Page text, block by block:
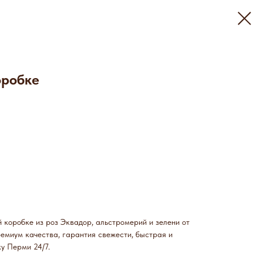
из роз Эквадор, альстромерий и зелени от
качества, гарантия свежести, быстрая и
Перми 24/7.